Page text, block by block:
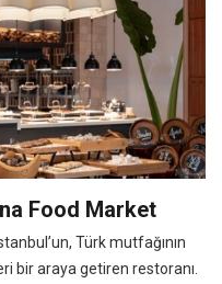
Food Market
Türk mutfağının
bir araya getiren restoranı.